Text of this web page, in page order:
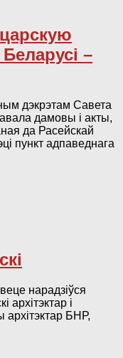
–
дэкрэтам Савета
дамовы і акты,
да Расейскай
пункт адпаведнага
нарадзіўся
архітэктар і
архітэктар БНР,